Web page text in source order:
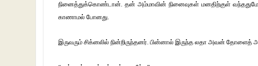
நினைத்துக்கொண்டான். தன் அம்மாவின் நினைவுகள் மனதிற்குள்
காணாமல் போனது.
இருவரும் சிக்னலில் நின்றிருந்தனர். பின்னால் இருந்த லதா அவன் தோளைத்